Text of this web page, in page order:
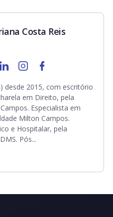
Costa Reis
desde 2015, com escritório
em Direito, pela
Especialista em
Milton Campos.
e Hospitalar, pela
Pós...